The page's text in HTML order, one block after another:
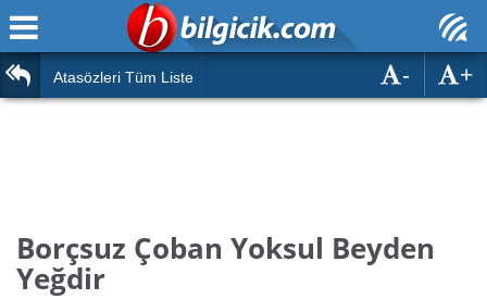
Ana Sayfa
Türk Tarihi & Kültürü
Atasözleri Tüm Liste +
-
Borçsuz Çoban Yoksul Beyden
Yeğdir